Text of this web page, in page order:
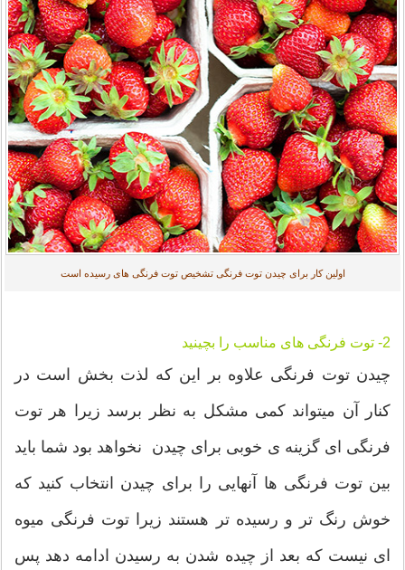
اولین کار برای چیدن توت فرنگی تشخیص توت فرنگی های رسیده است
2- توت فرنگی های مناسب را بچینید
چیدن توت فرنگی علاوه بر این که لذت بخش است در
کنار آن میتواند کمی مشکل به نظر برسد زیرا هر توت
فرنگی ای گزینه ی خوبی برای چیدن نخواهد بود شما باید
بین توت فرنگی ها آنهایی را برای چیدن انتخاب کنید که
خوش رنگ تر و رسیده تر هستند زیرا توت فرنگی میوه
ای نیست که بعد از چیده شدن به رسیدن ادامه دهد پس